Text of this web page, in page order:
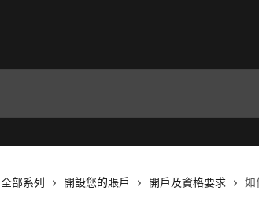
全部系列 開設您的賬戶 開戶及資格要求 如